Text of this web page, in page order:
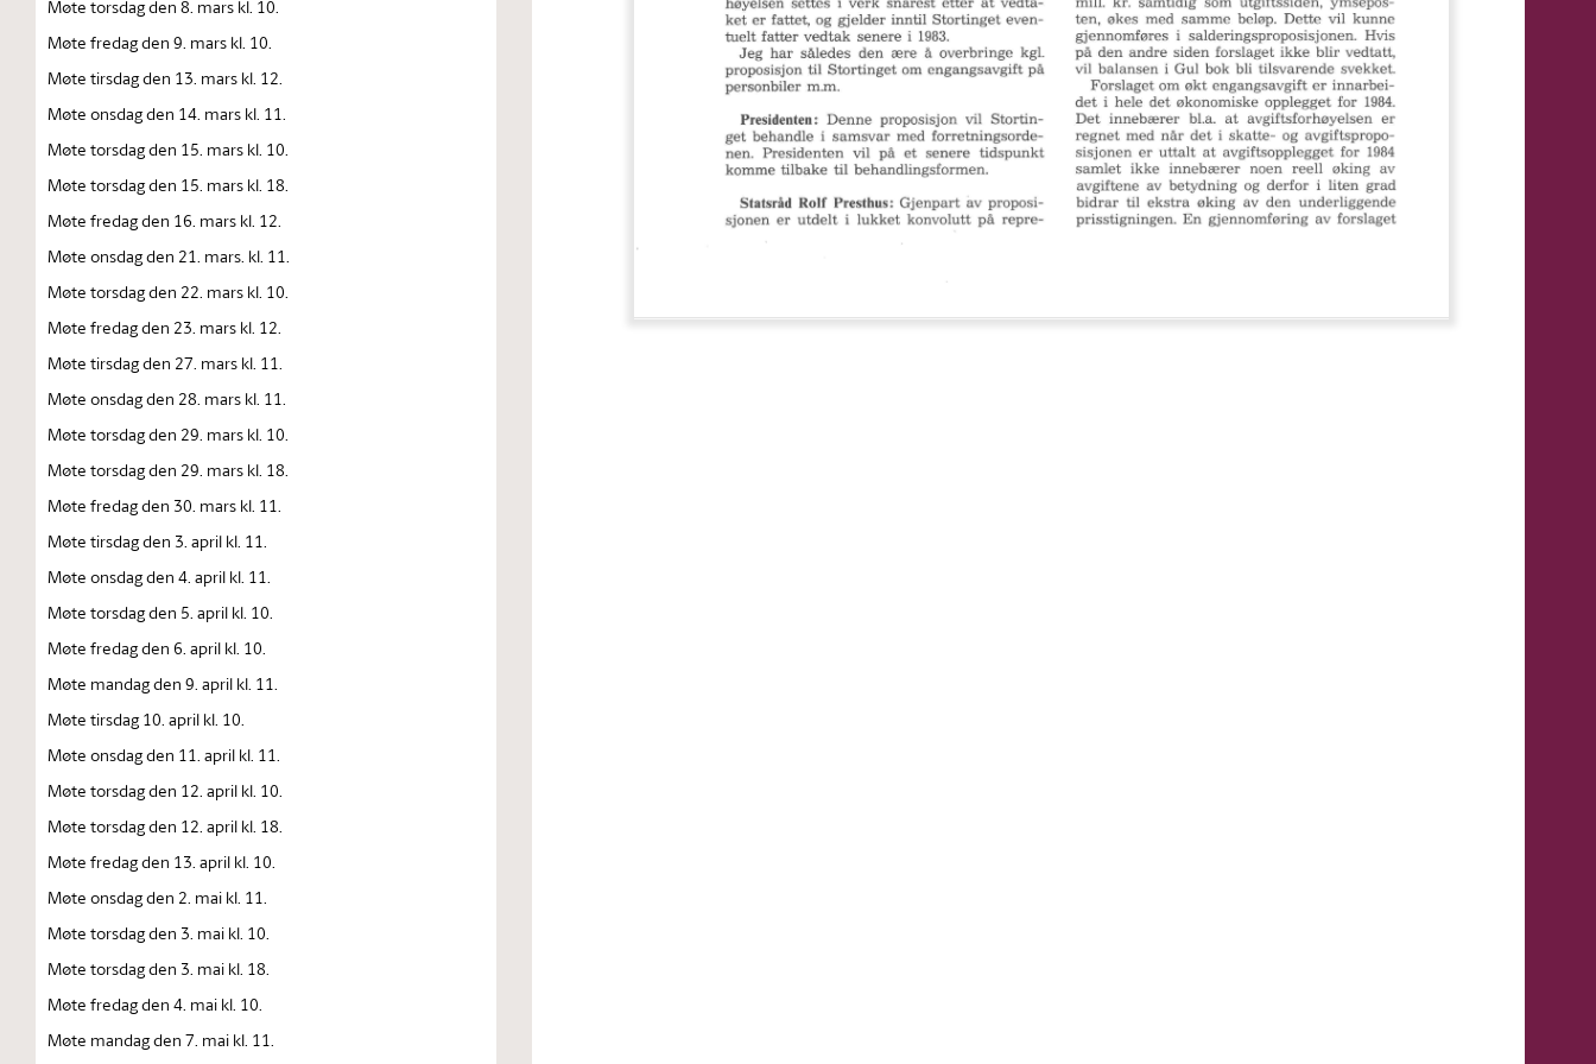
Møte torsdag den 8. mars kl. 10.
Møte fredag den 9. mars kl. 10.
Møte tirsdag den 13. mars kl. 12.
Møte onsdag den 14. mars kl. 11.
Møte torsdag den 15. mars kl. 10.
Møte torsdag den 15. mars kl. 18.
Møte fredag den 16. mars kl. 12.
Møte onsdag den 21. mars. kl. 11.
Møte torsdag den 22. mars kl. 10.
Møte fredag den 23. mars kl. 12.
Møte tirsdag den 27. mars kl. 11.
Møte onsdag den 28. mars kl. 11.
Møte torsdag den 29. mars kl. 10.
Møte torsdag den 29. mars kl. 18.
Møte fredag den 30. mars kl. 11.
Møte tirsdag den 3. april kl. 11.
Møte onsdag den 4. april kl. 11.
Møte torsdag den 5. april kl. 10.
Møte fredag den 6. april kl. 10.
Møte mandag den 9. april kl. 11.
Møte tirsdag 10. april kl. 10.
Møte onsdag den 11. april kl. 11.
Møte torsdag den 12. april kl. 10.
Møte torsdag den 12. april kl. 18.
Møte fredag den 13. april kl. 10.
Møte onsdag den 2. mai kl. 11.
Møte torsdag den 3. mai kl. 10.
Møte torsdag den 3. mai kl. 18.
Møte fredag den 4. mai kl. 10.
Møte mandag den 7. mai kl. 11.